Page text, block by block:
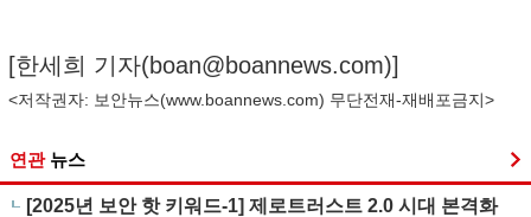
[한세희 기자(boan@boannews.com)]
<저작권자: 보안뉴스(www.boannews.com) 무단전재-재배포금지>
연관 뉴스
[2025년 보안 핫 키워드-1] 제로트러스트 2.0 시대 본격화